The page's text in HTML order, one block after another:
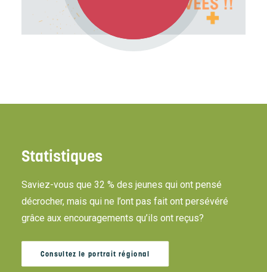
Statistiques
Saviez-vous que 32 % des jeunes qui ont pensé
décrocher, mais qui ne l’ont pas fait ont persévéré
grâce aux encouragements qu’ils ont reçus?
Consultez le portrait régional